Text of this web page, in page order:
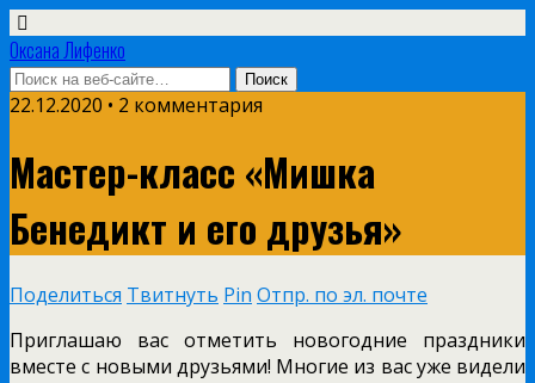
Оксана Лифенко
22.12.2020 • 2 комментария
Мастер-класс «Мишка
Бенедикт и его друзья»
Поделиться Твитнуть Pin Отпр. по эл. почте
Приглашаю вас отметить новогодние праздники
вместе с новыми друзьями! Многие из вас уже видели